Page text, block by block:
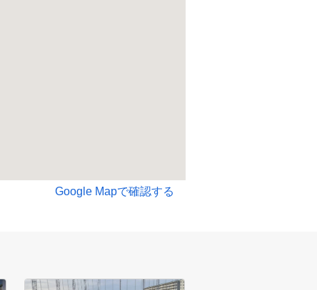
Google Mapで確認する